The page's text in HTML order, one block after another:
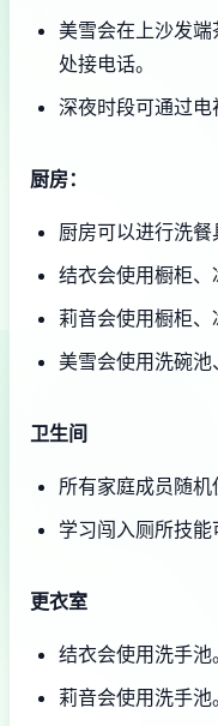
美雪会在上沙发
处接电话。
深夜时段可通过电
厨房：
厨房可以进行洗餐
结衣会使用橱柜、
莉音会使用橱柜、
美雪会使用洗碗池
卫生间
所有家庭成员随机
学习闯入厕所技能
更衣室
结衣会使用洗手池。
莉音会使用洗手池。